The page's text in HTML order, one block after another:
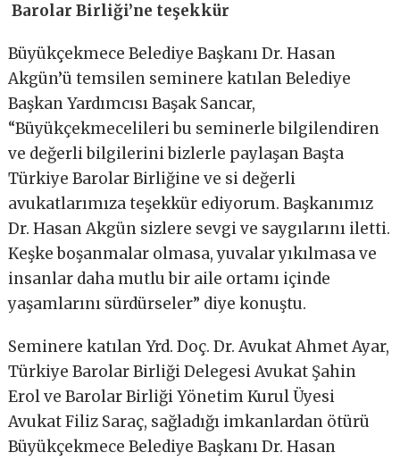
Barolar Birliği’ne teşekkür
Büyükçekmece Belediye Başkanı Dr. Hasan
Akgün’ü temsilen seminere katılan Belediye
Başkan Yardımcısı Başak Sancar,
“Büyükçekmecelileri bu seminerle bilgilendiren
ve değerli bilgilerini bizlerle paylaşan Başta
Türkiye Barolar Birliğine ve si değerli
avukatlarımıza teşekkür ediyorum. Başkanımız
Dr. Hasan Akgün sizlere sevgi ve saygılarını iletti.
Keşke boşanmalar olmasa, yuvalar yıkılmasa ve
insanlar daha mutlu bir aile ortamı içinde
yaşamlarını sürdürseler” diye konuştu.
Seminere katılan Yrd. Doç. Dr. Avukat Ahmet Ayar,
Türkiye Barolar Birliği Delegesi Avukat Şahin
Erol ve Barolar Birliği Yönetim Kurul Üyesi
Avukat Filiz Saraç, sağladığı imkanlardan ötürü
Büyükçekmece Belediye Başkanı Dr. Hasan